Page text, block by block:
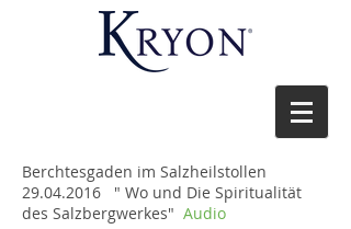
Berchtesgaden im Salzheilstollen
29.04.2016 " Wo und Die Spiritualität
des Salzbergwerkes" Audio